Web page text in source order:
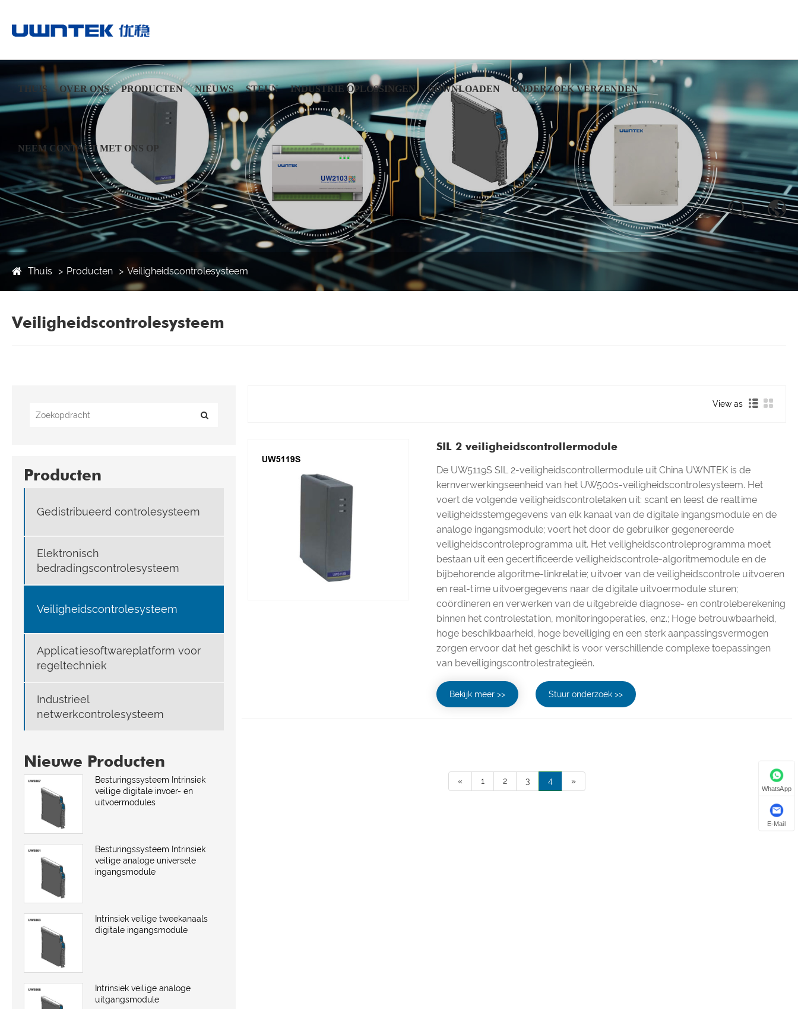
THUIS OVER ONS PRODUCTEN NIEUWS STEUN INDUSTRIE OPLOSSINGEN DOWNLOADEN ONDERZOEK VERZENDEN
NEEM CONTACT MET ONS OP
Thuis Producten Veiligheidscontrolesysteem
Veiligheidscontrolesysteem
Producten
Gedistribueerd controlesysteem
Elektronisch
bedradingscontrolesysteem
Veiligheidscontrolesysteem
Applicatiesoftwareplatform voor
regeltechniek
Industrieel
netwerkcontrolesysteem
Nieuwe Producten
Besturingssysteem Intrinsiek
veilige digitale invoer- en
uitvoermodules
Besturingssysteem Intrinsiek
veilige analoge universele
ingangsmodule
Intrinsiek veilige tweekanaals
digitale ingangsmodule
Intrinsiek veilige analoge
uitgangsmodule
View as
SIL 2 veiligheidscontrollermodule
De UW5119S SIL 2-veiligheidscontrollermodule uit China UWNTEK is de
kernverwerkingseenheid van het UW500s-veiligheidscontrolesysteem. Het
voert de volgende veiligheidscontroletaken uit: scant en leest de realtime
veiligheidsstemgegevens van elk kanaal van de digitale ingangsmodule en de
analoge ingangsmodule; voert het door de gebruiker gegenereerde
veiligheidscontroleprogramma uit. Het veiligheidscontroleprogramma moet
bestaan ​​uit een gecertificeerde veiligheidscontrole-algoritmemodule en de
bijbehorende algoritme-linkrelatie; uitvoer van de veiligheidscontrole uitvoeren
en real-time uitvoergegevens naar de digitale uitvoermodule sturen;
coördineren en verwerken van de uitgebreide diagnose- en controleberekening
binnen het controlestation, monitoringoperaties, enz.; Hoge betrouwbaarheid,
hoge beschikbaarheid, hoge beveiliging en een sterk aanpassingsvermogen
zorgen ervoor dat het geschikt is voor verschillende complexe toepassingen
van beveiligingscontrolestrategieën.
Bekijk meer >> Stuur onderzoek >>
« 1 2 3 4 »
WhatsApp
E-Mail